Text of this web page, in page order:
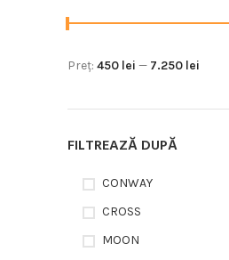
Preț: 450 lei — 7.250 lei
FILTREAZĂ DUPĂ
CONWAY
CROSS
MOON